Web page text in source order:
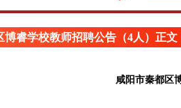
博睿学校教师招聘公告（4人）正文
咸阳市秦都区